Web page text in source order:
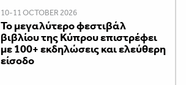
10-11 OCTOBER 2026
Το μεγαλύτερο φεστιβάλ
βιβλίου της Κύπρου επιστρέφει
με 100+ εκδηλώσεις και ελεύθερη
είσοδο